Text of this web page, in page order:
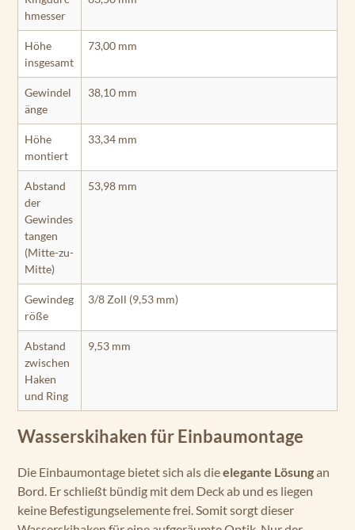
hmesser
Höhe
insgesamt
73,00 mm
Gewindel
änge
38,10 mm
Höhe
montiert
33,34 mm
Abstand
der
Gewindes
tangen
(Mitte-zu-
Mitte)
53,98 mm
Gewindeg
röße
3/8 Zoll (9,53 mm)
Abstand
zwischen
Haken
und Ring
9,53 mm
Wasserskihaken für Einbaumontage
Die Einbaumontage bietet sich als dieelegante Lösungan
Bord. Er schließt bündig mit dem Deck ab und es liegen
keine Befestigungselemente frei. Somit sorgt dieser